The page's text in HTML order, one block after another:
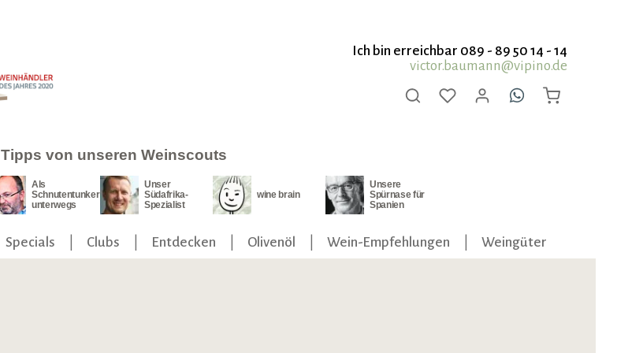
Ich bin erreichbar 089 - 89 50 14 - 14
victor.baumann@vipino.de
Tipps von unseren Weinscouts
Als
Schnutentunker
unterwegs
Unser
Südafrika-
Spezialist
wine brain
Unsere
Spürnase für
Spanien
Specials Clubs Entdecken Olivenöl Wein-Empfehlungen Weingüter